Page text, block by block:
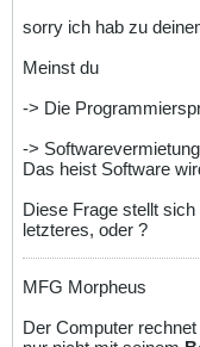
sorry ich hab zu
Meinst du
-> Die
->
Das heist Software
Diese Frage stellt
letzteres, oder ?
MFG Morpheus
Der Computer